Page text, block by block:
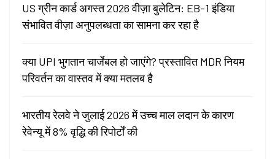
US ग्रीन कार्ड अगस्त 2026 वीज़ा बुलेटिन: EB-1 इंडिया
संभावित वीज़ा अनुपलब्धता का सामना कर रहा है
क्या UPI भुगतान चार्जेबल हो जाएंगे? प्रस्तावित MDR नियम
परिवर्तन का वास्तव में क्या मतलब है
भारतीय रेलवे ने जुलाई 2026 में उच्च माल लदान के कारण
रेवेन्यू में 8% वृद्धि की रिपोर्टों की